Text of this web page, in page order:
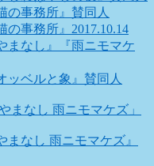
の事務所』賛同人
の事務所』2017.10.14
まなし』『雨ニモマケ
ッベルと象』賛同人
まなし 雨ニモマケズ」
なし 雨ニモマケズ』